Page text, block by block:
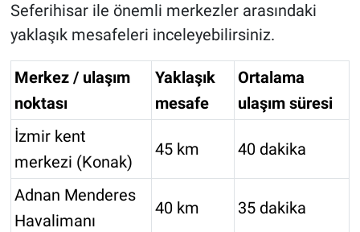
Seferihisar ile önemli merkezler arasındaki
yaklaşık mesafeleri inceleyebilirsiniz.
Merkez / ulaşım
noktası
Yaklaşık
mesafe
Ortalama
ulaşım süresi
İzmir kent
merkezi (Konak)
45 km 40 dakika
Adnan Menderes
Havalimanı
40 km 35 dakika